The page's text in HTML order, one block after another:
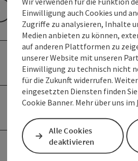
Einwilligung auch Cookies und
Zugriffe zu analysieren, Inhalte
Medien anbieten zu können,
auf anderen Plattformen zu
unserer Website mit unseren
Einwilligung zu technisch nicht
für die Zukunft widerrufen.
eingesetzten Diensten finden
Cookie Banner. Mehr über uns im
Alle Cookies
deaktivieren